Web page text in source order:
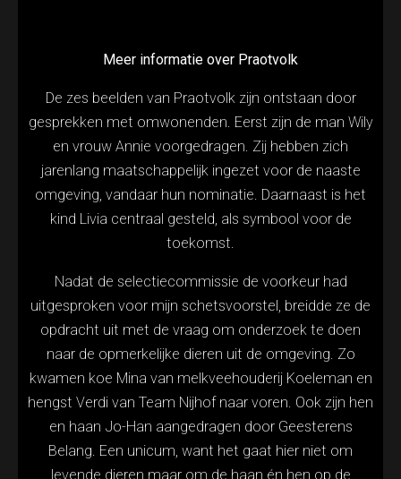
Meer informatie over Praotvolk
De zes beelden van Praotvolk zijn ontstaan door
gesprekken met omwonenden. Eerst zijn de man Wily
en vrouw Annie voorgedragen. Zij hebben zich
jarenlang maatschappelijk ingezet voor de naaste
omgeving, vandaar hun nominatie. Daarnaast is het
kind Livia centraal gesteld, als symbool voor de
toekomst.
Nadat de selectiecommissie de voorkeur had
uitgesproken voor mijn schetsvoorstel, breidde ze de
opdracht uit met de vraag om onderzoek te doen
naar de opmerkelijke dieren uit de omgeving. Zo
kwamen koe Mina van melkveehouderij Koeleman en
hengst Verdi van Team Nijhof naar voren. Ook zijn hen
en haan Jo-Han aangedragen door Geesterens
Belang. Een unicum, want het gaat hier niet om
levende dieren maar om de haan én hen op de